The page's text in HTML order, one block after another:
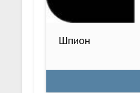
Шпион